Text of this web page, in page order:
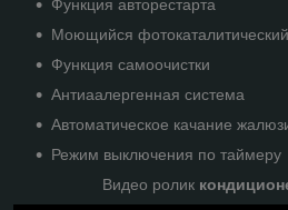
Функция авторестарта
Моющийся
Функция самоочистки
Антиаалергенная система
Автоматическое качание
Режим выключения по таймеру
Видео ролик